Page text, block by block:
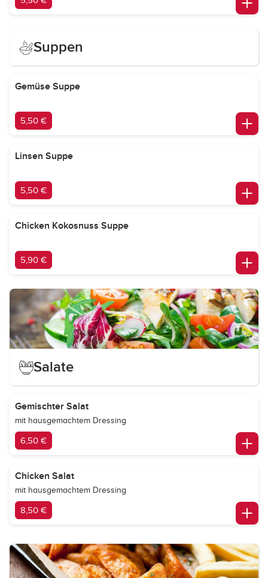
Suppen
Gemüse Suppe
5,50 €
Linsen Suppe
5,50 €
Chicken Kokosnuss Suppe
5,90 €
Salate
Gemischter Salat
mit hausgemachtem Dressing
6,50 €
Chicken Salat
mit hausgemachtem Dressing
8,50 €